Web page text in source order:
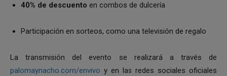
40% de descuento en combos de dulcería
Participación en sorteos, como una televisión de regalo
La transmisión del evento se realizará a través de
palomaynacho.com/envivo y en las redes sociales oficiales